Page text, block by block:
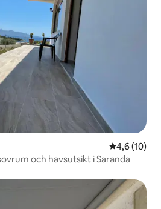
4,6 av 5 i
4,6 (10)
och havsutsikt i Saranda